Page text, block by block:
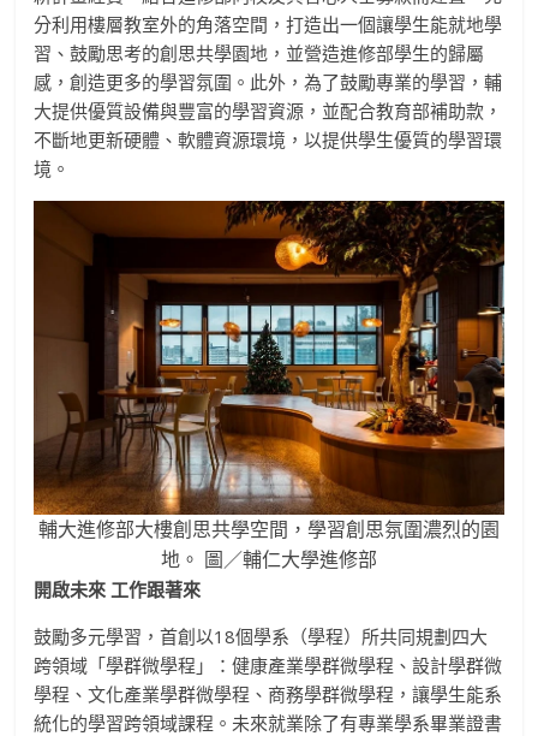
分利用樓層教室外的角落空間，打造出一個讓學生能就地學
習、鼓勵思考的創思共學園地，並營造進修部學生的歸屬
感，創造更多的學習氛圍。此外，為了鼓勵專業的學習，輔
大提供優質設備與豐富的學習資源，並配合教育部補助款，
不斷地更新硬體、軟體資源環境，以提供學生優質的學習環
境。
輔大進修部大樓創思共學空間，學習創思氛圍濃烈的園
地。 圖／輔仁大學進修部
開啟未來 工作跟著來
鼓勵多元學習，首創以18個學系（學程）所共同規劃四大
跨領域「學群微學程」：健康產業學群微學程、設計學群微
學程、文化產業學群微學程、商務學群微學程，讓學生能系
統化的學習跨領域課程。未來就業除了有專業學系畢業證書